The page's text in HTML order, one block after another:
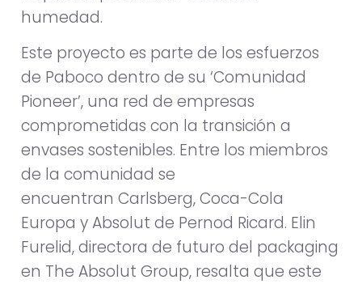
humedad.
Este proyecto es parte de los esfuerzos
de Paboco dentro de su ‘Comunidad
Pioneer’, una red de empresas
comprometidas con la transición a
envases sostenibles. Entre los miembros
de la comunidad se
encuentran Carlsberg, Coca-Cola
Europa y Absolut de Pernod Ricard. Elin
Furelid, directora de futuro del packaging
en The Absolut Group, resalta que este